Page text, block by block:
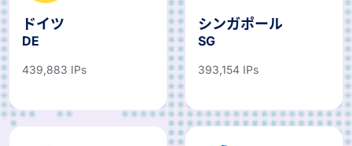
ドイツ
DE
439,883 IPs
シンガポール
SG
393,154 IPs